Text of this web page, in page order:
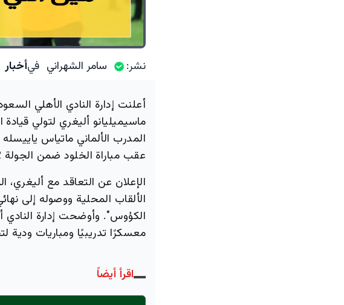
نشر: سامر الشهراني فيأخبار
أعلنت إدارة النادي الأهلي
ماسيميليانو أليغري لتولي
المدرب الألماني ماتياس
عقب مباراة الخلود ضمن الجولة 32 من دوري روشن للمحترفين.
الإعلان عن التعاقد مع
الألقاب المحلية ووصوله إلى
الكؤوس". وأوضحت إدارة النادي
معسكرًا تدريبيًا ومباريات ودية
اقرأ أيضاً